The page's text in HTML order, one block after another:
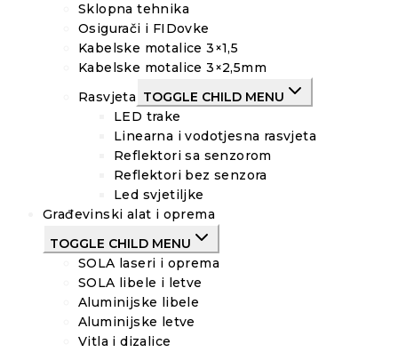
Sklopna tehnika
Osigurači i FIDovke
Kabelske motalice 3×1,5
Kabelske motalice 3×2,5mm
Rasvjeta TOGGLE CHILD MENU
LED trake
Linearna i vodotjesna rasvjeta
Reflektori sa senzorom
Reflektori bez senzora
Led svjetiljke
Građevinski alat i oprema
TOGGLE CHILD MENU
SOLA laseri i oprema
SOLA libele i letve
Aluminijske libele
Aluminijske letve
Vitla i dizalice